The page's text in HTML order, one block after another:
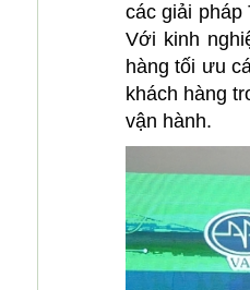
các giải pháp
Với kinh
hàng tối ưu
khách hàng
vận hành.